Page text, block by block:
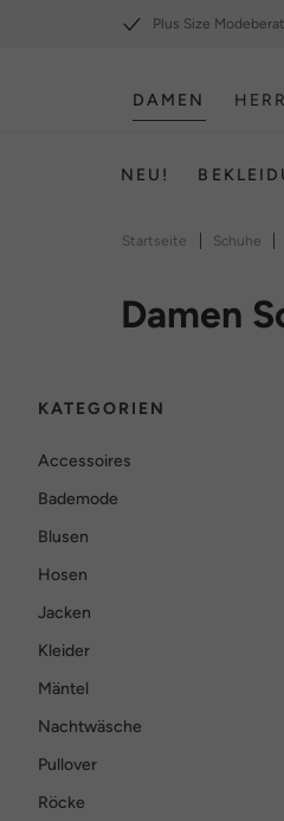
Plus Size
DAMEN
NEU!
Startseite | Schuhe |
Damen
KATEGORIEN
Accessoires
Bademode
Blusen
Hosen
Jacken
Kleider
Mäntel
Nachtwäsche
Pullover
Röcke